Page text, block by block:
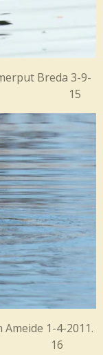
Breda 3-9-
15
1-4-2011.